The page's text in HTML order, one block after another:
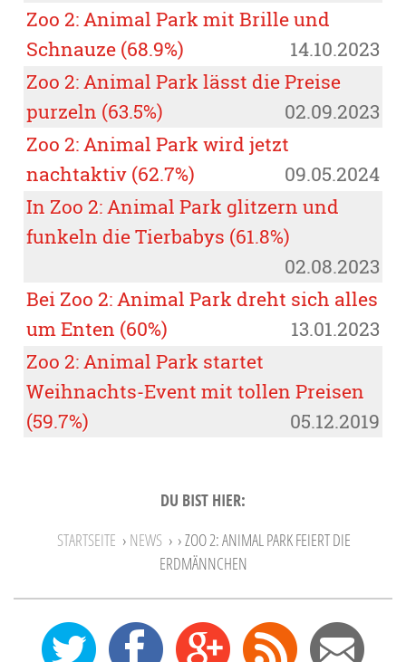
Zoo 2: Animal Park mit Brille und
Schnauze (68.9%)
14.10.2023
Zoo 2: Animal Park lässt die Preise
purzeln (63.5%)
02.09.2023
Zoo 2: Animal Park wird jetzt
nachtaktiv (62.7%)
09.05.2024
In Zoo 2: Animal Park glitzern und
funkeln die Tierbabys (61.8%)
02.08.2023
Bei Zoo 2: Animal Park dreht sich alles
um Enten (60%)
13.01.2023
Zoo 2: Animal Park startet
Weihnachts-Event mit tollen Preisen
(59.7%)
05.12.2019
DU BIST HIER:
STARTSEITE › NEWS › › ZOO 2: ANIMAL PARK FEIERT DIE
ERDMÄNNCHEN
0 12 27 Feed Mail